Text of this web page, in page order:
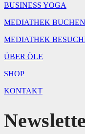
BUSINESS YOGA
MEDIATHEK BUCHEN
MEDIATHEK
ÜBER ÖLE
SHOP
KONTAKT